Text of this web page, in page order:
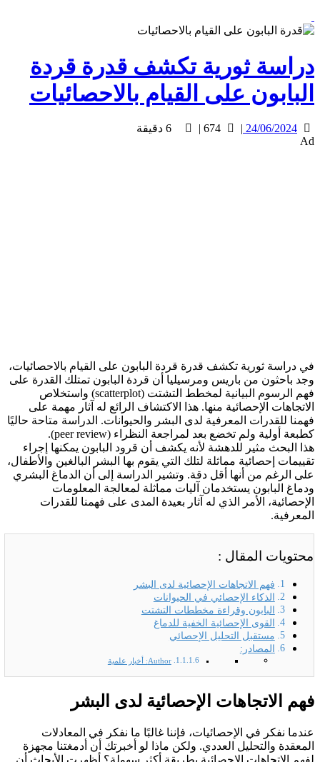
دراسة ثورية تكشف قدرة قردة
البابون على القيام بالاحصائيات
24/06/2024
|
|
6دقيقة
Ad
في دراسة ثورية تكشف قدرة قردة البابون على القيام بالاحصائيات،
وجد باحثون من باريس ومرسيليا أن قردة البابون تمتلك القدرة على
فهم الرسوم البيانية لمخطط التشتت (scatterplot) واستخلاص
الاتجاهات الإحصائية منها. هذا الاكتشاف الرائع له آثار مهمة على
فهمنا للقدرات المعرفية لدى البشر والحيوانات. الدراسة متاحة حاليًا
كطبعة أولية ولم تخضع بعد لمراجعة النظراء (peer review).
هذا البحث مثير للدهشة لأنه يكشف أن قرود البابون يمكنها إجراء
تقييمات إحصائية مماثلة لتلك التي يقوم بها البشر البالغين والأطفال،
على الرغم من أنها أقل دقة. وتشير الدراسة إلى أن الدماغ البشري
ودماغ البابون يستخدمان آليات مماثلة لمعالجة المعلومات
الإحصائية، الأمر الذي له آثار بعيدة المدى على فهمنا للقدرات
المعرفية.
محتويات المقال :
فهم الاتجاهات الإحصائية لدى البشر
الذكاء الإحصائي في الحيوانات
البابون وقراءة مخططات التشتت
القوى الإحصائية الخفية للدماغ
مستقبل التحليل الإحصائي
المصادر:
Author: أخبار علمية
فهم الاتجاهات الإحصائية لدى البشر
عندما نفكر في الإحصائيات، فإننا غالبًا ما نفكر في المعادلات
المعقدة والتحليل العددي. ولكن ماذا لو أخبرتك أن أدمغتنا مجهزة